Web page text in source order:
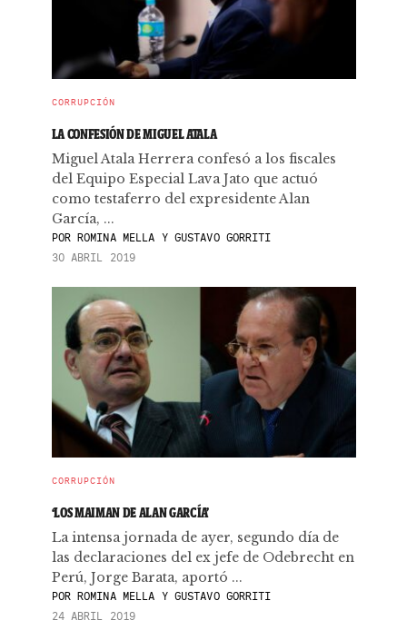
CORRUPCIÓN
LA CONFESIÓN DE MIGUEL ATALA
Miguel Atala Herrera confesó a los fiscales
del Equipo Especial Lava Jato que actuó
como testaferro del expresidente Alan
García, ...
PORROMINA MELLA Y GUSTAVO GORRITI
30 ABRIL 2019
CORRUPCIÓN
‘LOS MAIMAN DE ALAN GARCÍA’
La intensa jornada de ayer, segundo día de
las declaraciones del ex jefe de Odebrecht en
Perú, Jorge Barata, aportó ...
PORROMINA MELLA Y GUSTAVO GORRITI
24 ABRIL 2019